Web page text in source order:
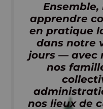
Ensemble,
apprendre
en pratique
dans notre
jours — avec
nos
nos lieux de